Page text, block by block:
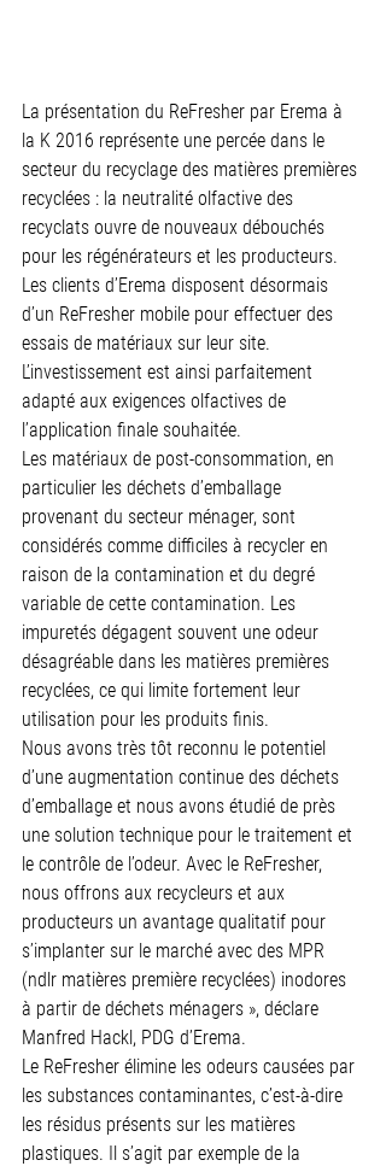
La présentation du ReFresher par Erema à
la K 2016 représente une percée dans le
secteur du recyclage des matières premières
recyclées : la neutralité olfactive des
recyclats ouvre de nouveaux débouchés
pour les régénérateurs et les producteurs.
Les clients d’Erema disposent désormais
d’un ReFresher mobile pour effectuer des
essais de matériaux sur leur site.
L’investissement est ainsi parfaitement
adapté aux exigences olfactives de
l’application finale souhaitée.
Les matériaux de post-consommation, en
particulier les déchets d’emballage
provenant du secteur ménager, sont
considérés comme difficiles à recycler en
raison de la contamination et du degré
variable de cette contamination. Les
impuretés dégagent souvent une odeur
désagréable dans les matières premières
recyclées, ce qui limite fortement leur
utilisation pour les produits finis.
Nous avons très tôt reconnu le potentiel
d’une augmentation continue des déchets
d’emballage et nous avons étudié de près
une solution technique pour le traitement et
le contrôle de l’odeur. Avec le ReFresher,
nous offrons aux recycleurs et aux
producteurs un avantage qualitatif pour
s’implanter sur le marché avec des MPR
(ndlr matières première recyclées) inodores
à partir de déchets ménagers », déclare
Manfred Hackl, PDG d’Erema.
Le ReFresher élimine les odeurs causées par
les substances contaminantes, c’est-à-dire
les résidus présents sur les matières
plastiques. Il s’agit par exemple de la